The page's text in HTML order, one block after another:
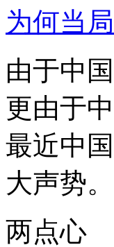
为何当
由于中
更由于
最近中
大声势。
两点心